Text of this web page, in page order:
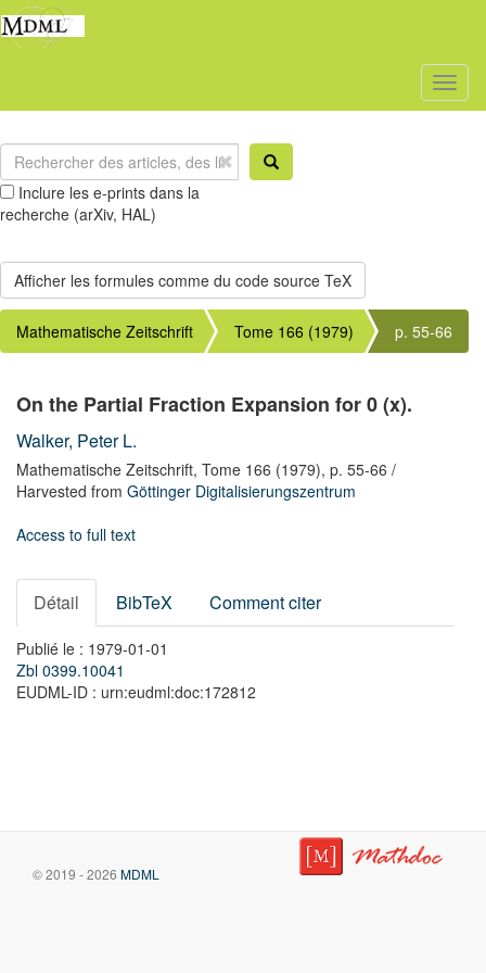
Inclure les e-prints dans la
recherche (arXiv, HAL)
Mathematische Zeitschrift Tome 166 (1979) p. 55-66
On the Partial Fraction Expansion for 0 (x).
Walker, Peter L.
Mathematische Zeitschrift, Tome 166 (1979), p. 55-66 /
Harvested from Göttinger Digitalisierungszentrum
Access to full text
Détail BibTeX Comment citer
Publié le : 1979-01-01
Zbl 0399.10041
EUDML-ID : urn:eudml:doc:172812
© 2019 - 2026 MDML